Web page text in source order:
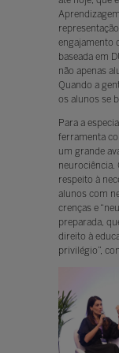
engajamento
baseada em
não apenas
Quando a
os alunos se
Para a
ferramenta
um grande
neurociência.
respeito à
alunos com
crenças e
preparada,
direito à
privilégio”,